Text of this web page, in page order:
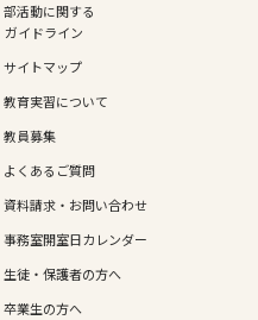
部活動に関する
ガイドライン
サイトマップ
教育実習について
教員募集
よくあるご質問
資料請求・お問い合わせ
事務室開室日カレンダー
生徒・保護者の方へ
卒業生の方へ